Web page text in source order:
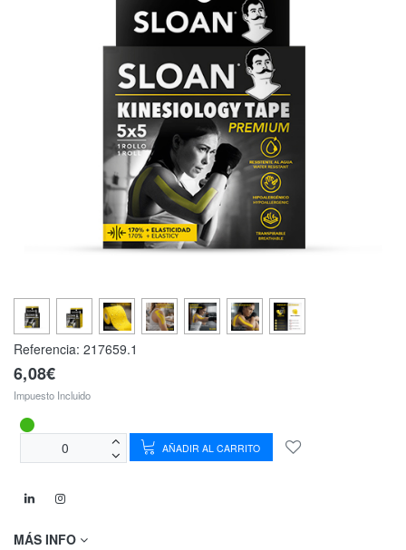
Referencia: 217659.1
6,08€
Impuesto Incluido
AÑADIR AL CARRITO
MÁS INFO